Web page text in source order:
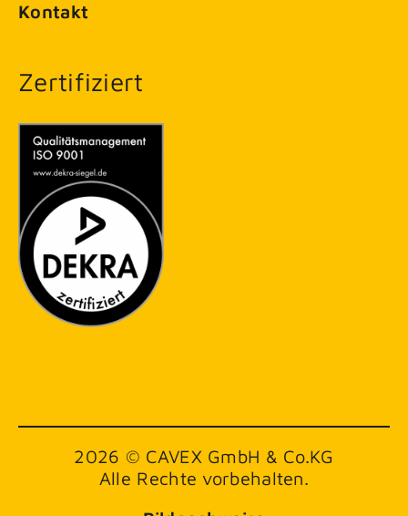
Kontakt
Zertifiziert
2026 © CAVEX GmbH & Co.KG
Alle Rechte vorbehalten.